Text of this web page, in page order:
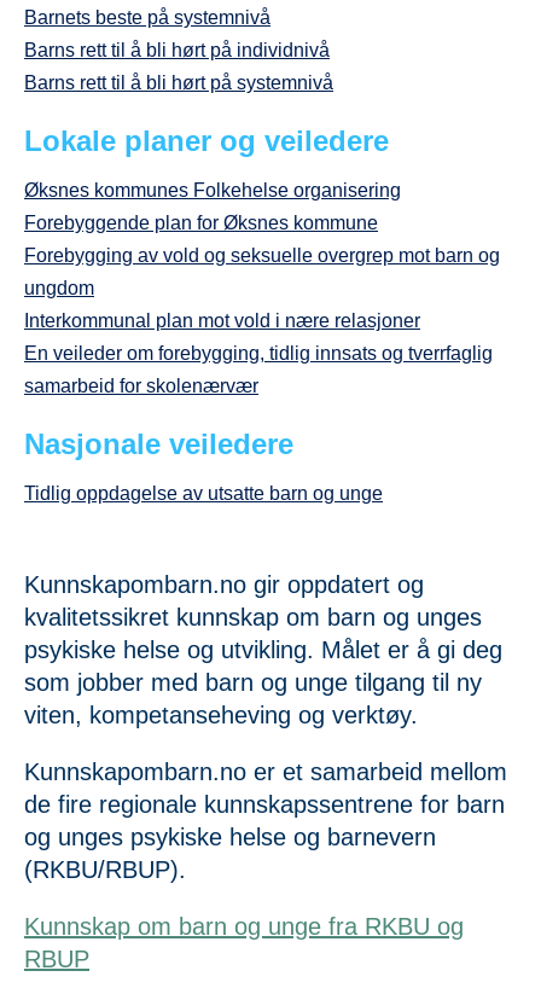
Kunnskapombarn.no gir oppdatert og
kvalitetssikret kunnskap om barn og unges
psykiske helse og utvikling. Målet er å gi deg
som jobber med barn og unge tilgang til ny
viten, kompetanseheving og verktøy.
Kunnskapombarn.no er et samarbeid mellom
de fire regionale kunnskapssentrene for barn
og unges psykiske helse og barnevern
(RKBU/RBUP).
Kunnskap om barn og unge fra RKBU og
RBUP
Barnets beste på systemnivå
Barns rett til å bli hørt på individnivå
Barns rett til å bli hørt på systemnivå
Lokale planer og veiledere
Øksnes kommunes Folkehelse organisering
Forebyggende plan for Øksnes kommune
Forebygging av vold og seksuelle overgrep mot barn og
ungdom
Interkommunal plan mot vold i nære relasjoner
En veileder om forebygging, tidlig innsats og tverrfaglig
samarbeid for skolenærvær
Nasjonale veiledere
Tidlig oppdagelse av utsatte barn og unge